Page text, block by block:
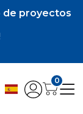
de proyectos
0